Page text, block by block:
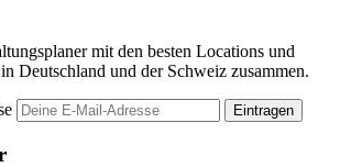
mit den besten Locations und
Deutschland und der Schweiz zusammen.
Eintragen